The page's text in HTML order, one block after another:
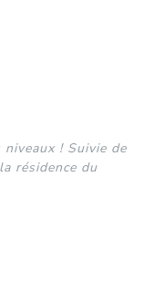
! Suivie de
résidence du